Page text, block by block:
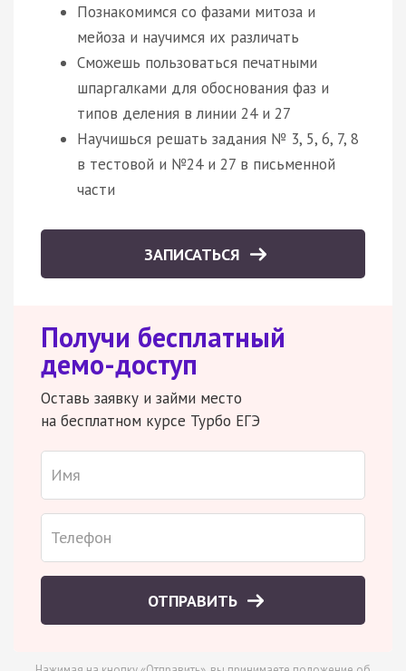
Познакомимся со фазами митоза и
мейоза и научимся их различать
Сможешь пользоваться печатными
шпаргалками для обоснования фаз и
типов деления в линии 24 и 27
Научишься решать задания № 3, 5, 6, 7, 8
в тестовой и №24 и 27 в письменной
части
ЗАПИСАТЬСЯ
Получи бесплатный
демо-доступ
Оставь заявку и займи место
на бесплатном курсе Турбо ЕГЭ
ОТПРАВИТЬ